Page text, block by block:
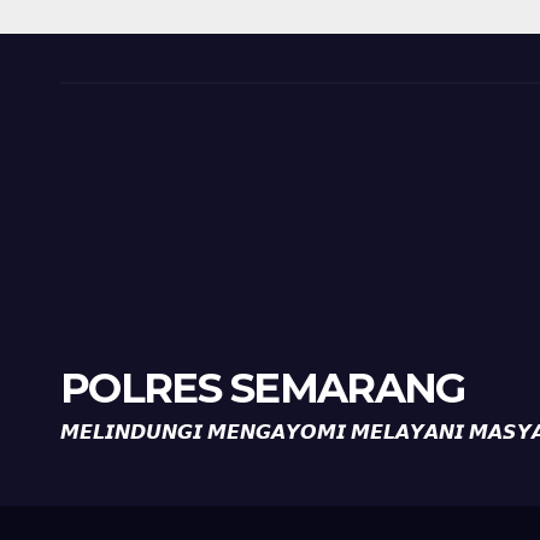
POLRES SEMARANG
𝙈𝙀𝙇𝙄𝙉𝘿𝙐𝙉𝙂𝙄 𝙈𝙀𝙉𝙂𝘼𝙔𝙊𝙈𝙄 𝙈𝙀𝙇𝘼𝙔𝘼𝙉𝙄